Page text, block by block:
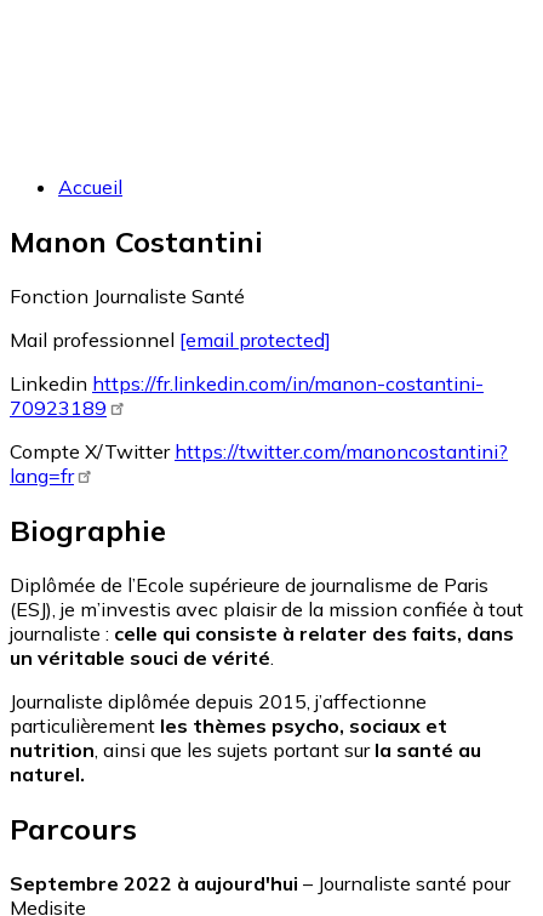
Accueil
Manon Costantini
Fonction Journaliste Santé
Mail professionnel [email protected]
Linkedin https://fr.linkedin.com/in/manon-costantini-
70923189
Compte X/Twitter https://twitter.com/manoncostantini?
lang=fr
Biographie
Diplômée de l’Ecole supérieure de journalisme de Paris
(ESJ), je m’investis avec plaisir de la mission confiée à tout
journaliste : celle qui consiste à relater des faits, dans
un véritable souci de vérité.
Journaliste diplômée depuis 2015, j’affectionne
particulièrement les thèmes psycho, sociaux et
nutrition, ainsi que les sujets portant sur la santé au
naturel.
Parcours
Septembre 2022 à aujourd'hui – Journaliste santé pour
Medisite